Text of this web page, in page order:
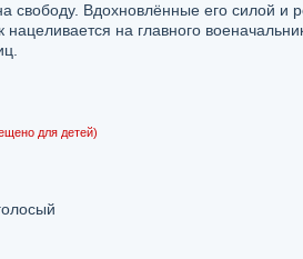
свободу. Вдохновлённые его силой
нацеливается на главного
для детей)